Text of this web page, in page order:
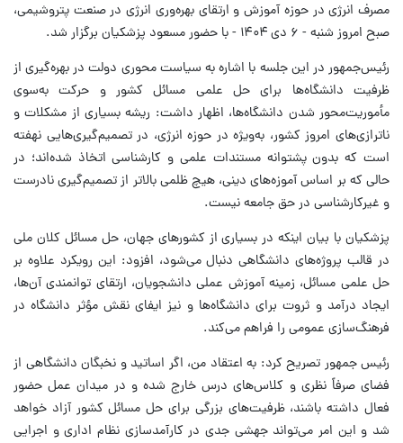
مصرف انرژی در حوزه آموزش و ارتقای بهره‌وری انرژی در صنعت پتروشیمی،
صبح امروز شنبه - ۶ دی ۱۴۰۴ - با حضور مسعود پزشکیان برگزار شد.
رئیس‌جمهور در این جلسه با اشاره به سیاست محوری دولت در بهره‌گیری از
ظرفیت دانشگاه‌ها برای حل علمی مسائل کشور و حرکت به‌سوی
مأموریت‌محور شدن دانشگاه‌ها، اظهار داشت: ریشه بسیاری از مشکلات و
ناترازی‌های امروز کشور، به‌ویژه در حوزه انرژی، در تصمیم‌گیری‌هایی نهفته
است که بدون پشتوانه مستندات علمی و کارشناسی اتخاذ شده‌اند؛ در
حالی که بر اساس آموزه‌های دینی، هیچ ظلمی بالاتر از تصمیم‌گیری نادرست
و غیرکارشناسی در حق جامعه نیست.
پزشکیان با بیان اینکه در بسیاری از کشورهای جهان، حل مسائل کلان ملی
در قالب پروژه‌های دانشگاهی دنبال می‌شود، افزود: این رویکرد علاوه بر
حل علمی مسائل، زمینه آموزش عملی دانشجویان، ارتقای توانمندی آن‌ها،
ایجاد درآمد و ثروت برای دانشگاه‌ها و نیز ایفای نقش مؤثر دانشگاه در
فرهنگ‌سازی عمومی را فراهم می‌کند.
رئیس جمهور تصریح کرد: به اعتقاد من، اگر اساتید و نخبگان دانشگاهی از
فضای صرفاً نظری و کلاس‌های درس خارج شده و در میدان عمل حضور
فعال داشته باشند، ظرفیت‌های بزرگی برای حل مسائل کشور آزاد خواهد
شد و این امر می‌تواند جهشی جدی در کارآمدسازی نظام اداری و اجرایی